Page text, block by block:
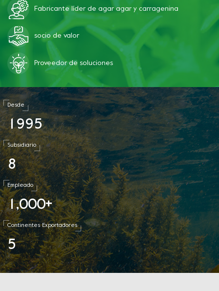
Fabricante líder de agar agar y carragenina
socio de valor
Proveedor de soluciones
Desde
1 995
Subsidiario
8
Empleado
1 ,000+
Continentes Exportadores
5